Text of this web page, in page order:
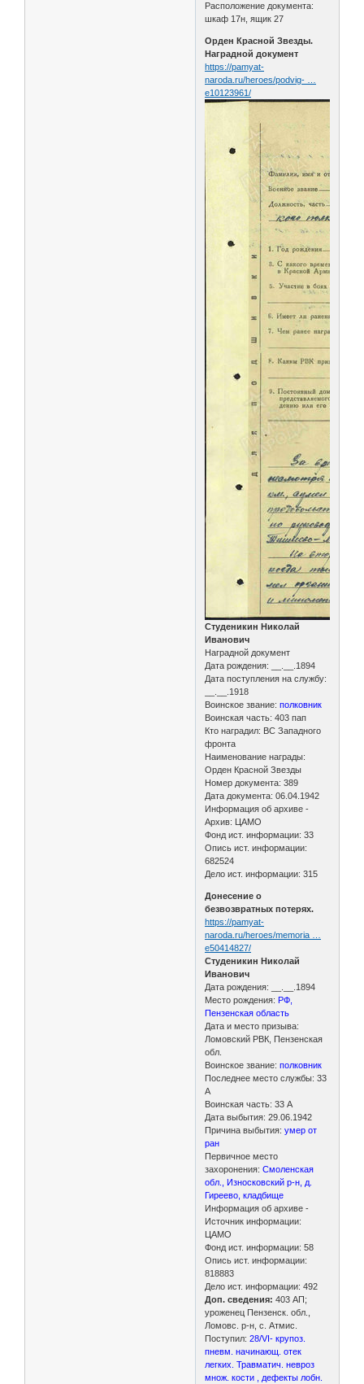
Расположение документа:
шкаф 17н, ящик 27
Орден Красной Звезды.
Наградной документ
https://pamyat-
naroda.ru/heroes/podvig- …
e10123961/
Студеникин Николай
Иванович
Наградной документ
Дата рождения: __.__.1894
Дата поступления на службу:
__.__.1918
Воинское звание:полковник
Воинская часть: 403 пап
Кто наградил: ВС Западного
фронта
Наименование награды:
Орден Красной Звезды
Номер документа: 389
Дата документа: 06.04.1942
Информация об архиве -
Архив: ЦАМО
Фонд ист. информации: 33
Опись ист. информации:
682524
Дело ист. информации: 315
Донесение о
безвозвратных потерях.
https://pamyat-
naroda.ru/heroes/memoria …
e50414827/
Студеникин Николай
Иванович
Дата рождения: __.__.1894
Место рождения: РФ,
Пензенская область
Дата и место призыва:
Ломовский РВК, Пензенская
обл.
Воинское звание:полковник
Последнее место службы: 33
А
Воинская часть: 33 А
Дата выбытия: 29.06.1942
Причина выбытия: умер от
ран
Первичное место
захоронения: Смоленская
обл., Износковский р-н, д.
Гиреево, кладбище
Информация об архиве -
Источник информации:
ЦАМО
Фонд ист. информации: 58
Опись ист. информации:
818883
Дело ист. информации: 492
Доп. сведения: 403 АП;
уроженец Пензенск. обл.,
Ломовс. р-н, с. Атмис.
Поступил:28/VI- крупоз.
пневм. начинающ. отек
легких. Травматич. невроз
множ. кости , дефекты лобн.